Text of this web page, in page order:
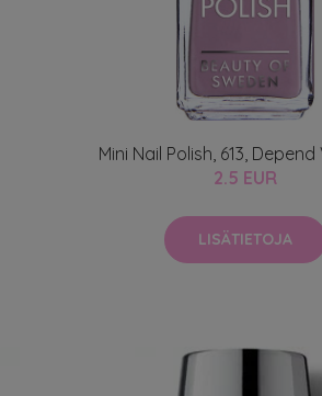
Mini Nail Polish, 613,
2.5 EUR
LISÄTIETOJA